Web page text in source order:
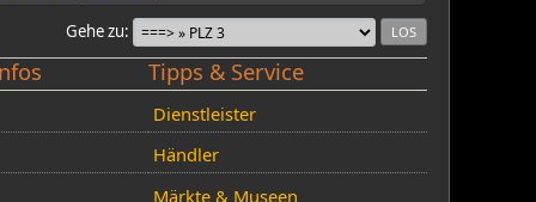
Gehe zu
Tipps & Service
Dienstleister
Händler
Märkte & Museen